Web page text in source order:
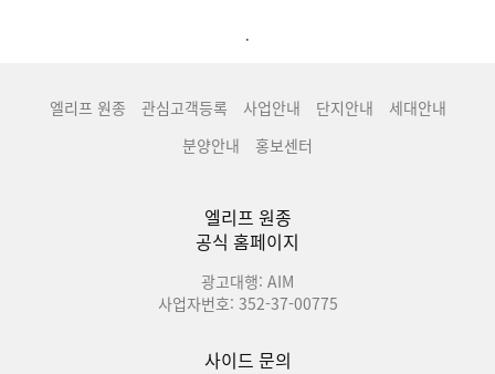
.
엘리프 원종 관심고객등록 사업안내 단지안내
세대안내
분양안내
홍보센터
엘리프 원종
공식 홈페이지
광고대행: AIM
사업자번호: 352-37-00775
사이드 문의